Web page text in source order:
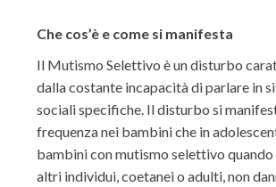
Che cos’è e come si manifesta
Il Mutismo Selettivo è un disturbo
dalla costante incapacità di parlare in
sociali specifiche. Il disturbo si
frequenza nei bambini che in
bambini con mutismo selettivo
altri individui, coetanei o adulti, non